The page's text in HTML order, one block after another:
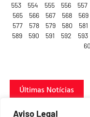
Aviso Legal
553
554 555 556 557
565
566 567 568 569
577
578 579 580 581
589
590 591 592 593
Últimas Notícias